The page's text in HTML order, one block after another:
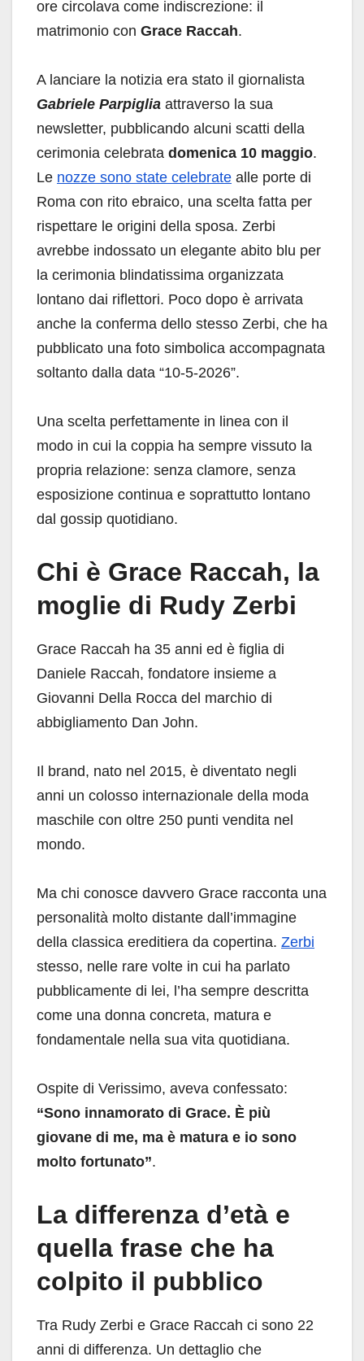
ore circolava come indiscrezione: il
matrimonio con Grace Raccah.
A lanciare la notizia era stato il giornalista
Gabriele Parpiglia attraverso la sua
newsletter, pubblicando alcuni scatti della
cerimonia celebrata domenica 10 maggio.
Le nozze sono state celebrate alle porte di
Roma con rito ebraico, una scelta fatta per
rispettare le origini della sposa. Zerbi
avrebbe indossato un elegante abito blu per
la cerimonia blindatissima organizzata
lontano dai riflettori. Poco dopo è arrivata
anche la conferma dello stesso Zerbi, che ha
pubblicato una foto simbolica accompagnata
soltanto dalla data “10-5-2026”.
Una scelta perfettamente in linea con il
modo in cui la coppia ha sempre vissuto la
propria relazione: senza clamore, senza
esposizione continua e soprattutto lontano
dal gossip quotidiano.
Chi è Grace Raccah, la
moglie di Rudy Zerbi
Grace Raccah ha 35 anni ed è figlia di
Daniele Raccah, fondatore insieme a
Giovanni Della Rocca del marchio di
abbigliamento Dan John.
Il brand, nato nel 2015, è diventato negli
anni un colosso internazionale della moda
maschile con oltre 250 punti vendita nel
mondo.
Ma chi conosce davvero Grace racconta una
personalità molto distante dall’immagine
della classica ereditiera da copertina. Zerbi
stesso, nelle rare volte in cui ha parlato
pubblicamente di lei, l’ha sempre descritta
come una donna concreta, matura e
fondamentale nella sua vita quotidiana.
Ospite di Verissimo, aveva confessato:
“Sono innamorato di Grace. È più
giovane di me, ma è matura e io sono
molto fortunato”.
La differenza d’età e
quella frase che ha
colpito il pubblico
Tra Rudy Zerbi e Grace Raccah ci sono 22
anni di differenza. Un dettaglio che